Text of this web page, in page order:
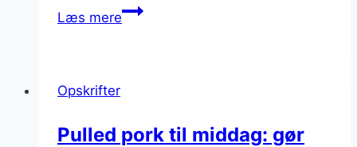
Læs merePulled
sød
Opskrifter
Pulled pork til middag: gør